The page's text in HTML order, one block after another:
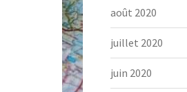
août 2020
juillet 2020
juin 2020